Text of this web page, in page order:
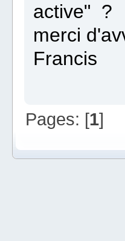
active" ?
merci
Francis
Pages: [1]